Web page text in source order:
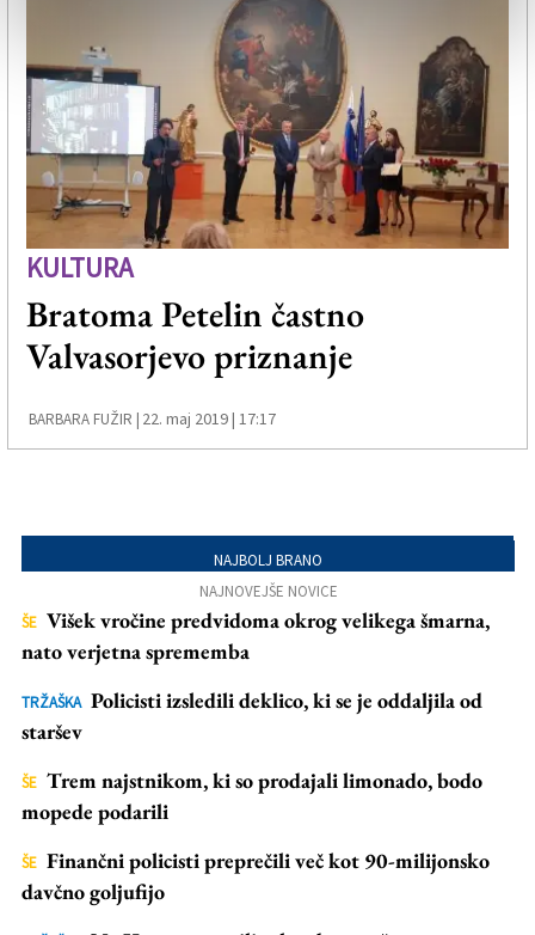
KULTURA
Bratoma Petelin častno
Valvasorjevo priznanje
BARBARA FUŽIR | 22. maj 2019 | 17:17
NAJBOLJ BRANO
NAJNOVEJŠE NOVICE
ŠE Višek vročine predvidoma okrog velikega šmarna,
nato verjetna sprememba
TRŽAŠKA Policisti izsledili deklico, ki se je oddaljila od
staršev
ŠE Trem najstnikom, ki so prodajali limonado, bodo
mopede podarili
ŠE Finančni policisti preprečili več kot 90-milijonsko
davčno goljufijo